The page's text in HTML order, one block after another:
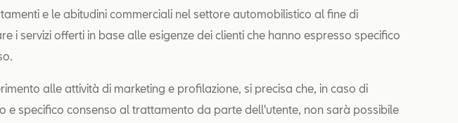
e le abitudini commerciali nel settore automobilistico al fine di
i servizi offerti in base alle esigenze dei clienti che hanno espresso specifico
alle attività di marketing e profilazione, si precisa che, in caso di
e specifico consenso al trattamento da parte dell'utente, non sarà possibile